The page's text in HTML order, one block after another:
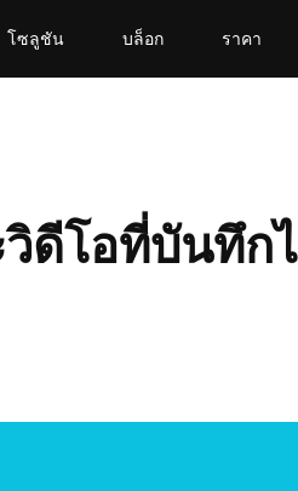
โซลูชัน บล็อก ราคา
ดีโอที่บันทึก